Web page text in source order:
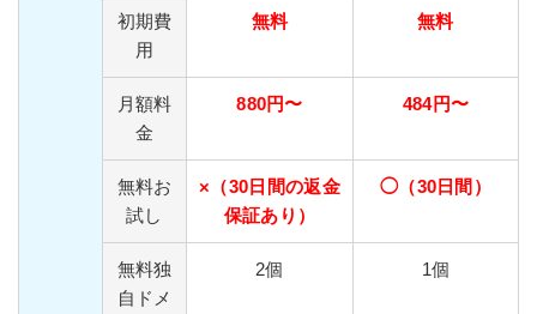
初期費
用
無料 無料
月額料
金
880円〜 484円〜
無料お
試し
×（30日間の返金
保証あり）
◯（30日間）
無料独
自ドメ
2個 1個